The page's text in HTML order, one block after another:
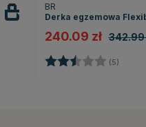
BR
Derka egzemowa
240.09 zł 342.99
Ocena: (5)